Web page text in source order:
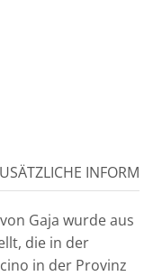
Gaja wurde aus
die in der
in der Provinz